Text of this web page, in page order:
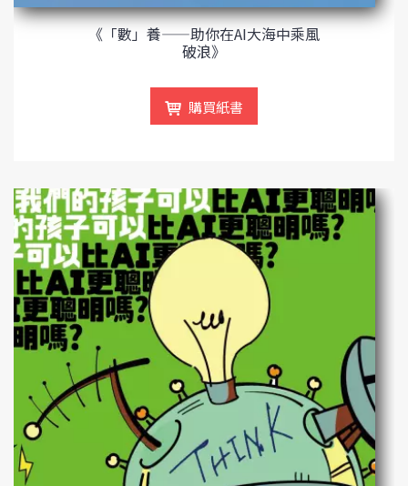
《「數」養——助你在AI大海中乘風
破浪》
購買紙書